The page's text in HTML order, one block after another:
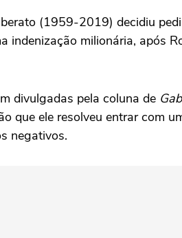
(1959-2019) decidiu
indenização milionária, após
divulgadas pela coluna de
que ele resolveu entrar com
negativos.